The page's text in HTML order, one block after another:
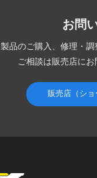
お問
製品のご購入、修理・調
ご相談は販売店にお
販売店（シ